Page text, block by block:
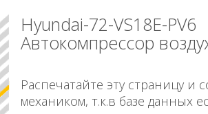
Hyundai-72-VS18E-PV6
Автокомпрессор
Распечатайте эту страницу и
механиком, т.к.в базе данных